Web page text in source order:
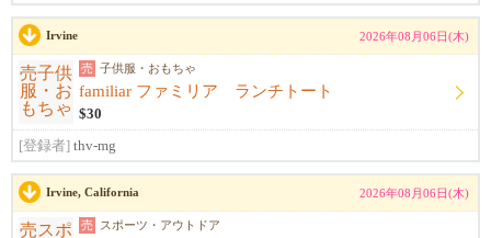
Irvine 2026年08月06日(木)
売 子供服・おもちゃ
familiar ファミリア ランチトート
$30
[登録者] thv-mg
Irvine, California 2026年08月06日(木)
売 スポーツ・アウトドア